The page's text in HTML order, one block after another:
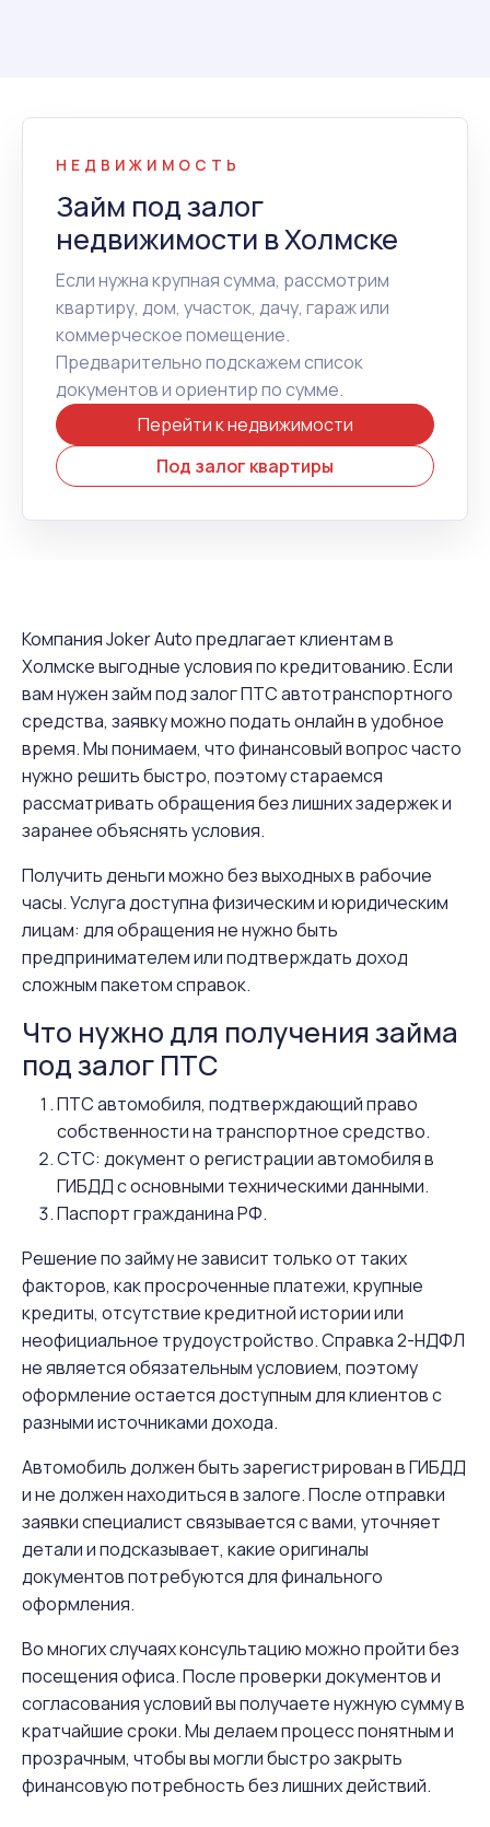
НЕДВИЖИМОСТЬ
Займ под залог
недвижимости в Холмске
Если нужна крупная сумма, рассмотрим
квартиру, дом, участок, дачу, гараж или
коммерческое помещение.
Предварительно подскажем список
документов и ориентир по сумме.
Перейти к недвижимости
Под залог квартиры
Компания Joker Auto предлагает клиентам в
Холмске выгодные условия по кредитованию. Если
вам нужен займ под залог ПТС автотранспортного
средства, заявку можно подать онлайн в удобное
время. Мы понимаем, что финансовый вопрос часто
нужно решить быстро, поэтому стараемся
рассматривать обращения без лишних задержек и
заранее объяснять условия.
Получить деньги можно без выходных в рабочие
часы. Услуга доступна физическим и юридическим
лицам: для обращения не нужно быть
предпринимателем или подтверждать доход
сложным пакетом справок.
Что нужно для получения займа
под залог ПТС
ПТС автомобиля, подтверждающий право
собственности на транспортное средство.
СТС: документ о регистрации автомобиля в
ГИБДД с основными техническими данными.
Паспорт гражданина РФ.
Решение по займу не зависит только от таких
факторов, как просроченные платежи, крупные
кредиты, отсутствие кредитной истории или
неофициальное трудоустройство. Справка 2-НДФЛ
не является обязательным условием, поэтому
оформление остается доступным для клиентов с
разными источниками дохода.
Автомобиль должен быть зарегистрирован в ГИБДД
и не должен находиться в залоге. После отправки
заявки специалист связывается с вами, уточняет
детали и подсказывает, какие оригиналы
документов потребуются для финального
оформления.
Во многих случаях консультацию можно пройти без
посещения офиса. После проверки документов и
согласования условий вы получаете нужную сумму в
кратчайшие сроки. Мы делаем процесс понятным и
прозрачным, чтобы вы могли быстро закрыть
финансовую потребность без лишних действий.